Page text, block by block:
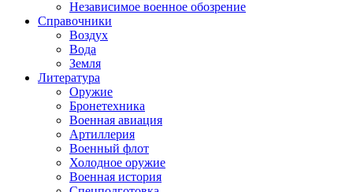
Независимое военное обозрение
Справочники
Воздух
Вода
Земля
Литература
Оружие
Бронетехника
Военная авиация
Артиллерия
Военный флот
Холодное оружие
Военная история